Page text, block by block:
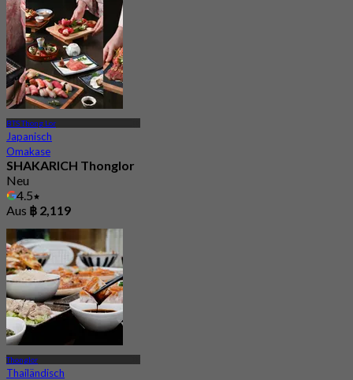
BTS Thong Lor
Japanisch
Omakase
SHAKARICH Thonglor
Neu
4.5
Aus ฿ 2,119
Thonglor
Thailändisch